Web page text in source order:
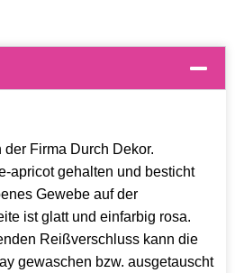
Firma Durch Dekor.
apricot gehalten und besticht
Gewebe auf der
ist glatt und einfarbig rosa.
Reißverschluss kann die
gewaschen bzw. ausgetauscht